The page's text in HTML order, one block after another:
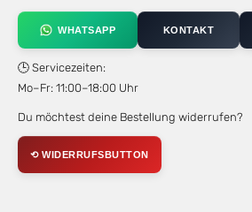
WHATSAPP KONTAKT
🕒 Servicezeiten:
Mo–Fr: 11:00–18:00 Uhr
Du möchtest deine Bestellung widerrufen?
⟲ WIDERRUFSBUTTON